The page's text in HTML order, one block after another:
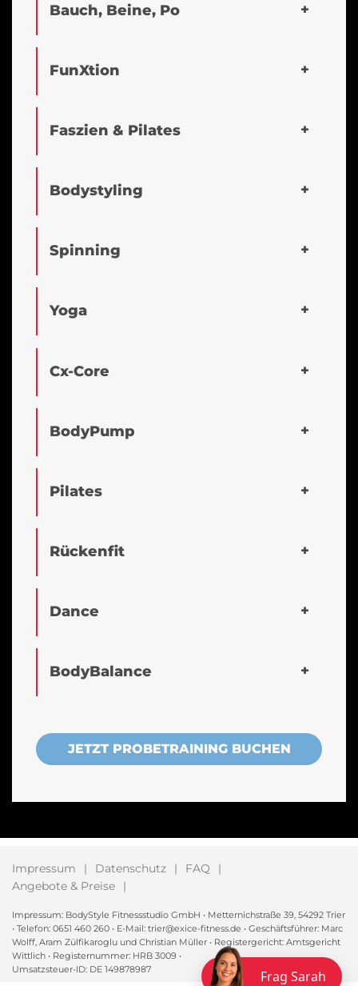
Bauch, Beine, Po
FunXtion
Faszien & Pilates
Bodystyling
Spinning
Yoga
Cx-Core
BodyPump
Pilates
Rückenfit
Dance
BodyBalance
JETZT PROBETRAINING BUCHEN
Impressum Datenschutz
FAQ
Angebote & Preise
Impressum: BodyStyle Fitnessstudio GmbH • Metternichstraße 39, 54292 Trier
• Telefon: 0651 460 260 • E-Mail: trier@exice-fitness.de • Geschäftsführer: Marc
Wolff, Aram Zülfikaroglu und Christian Müller • Registergericht: Amtsgericht
Wittlich • Registernummer: HRB 3009 •
Umsatzsteuer-ID: DE 149878987
Frag Sarah